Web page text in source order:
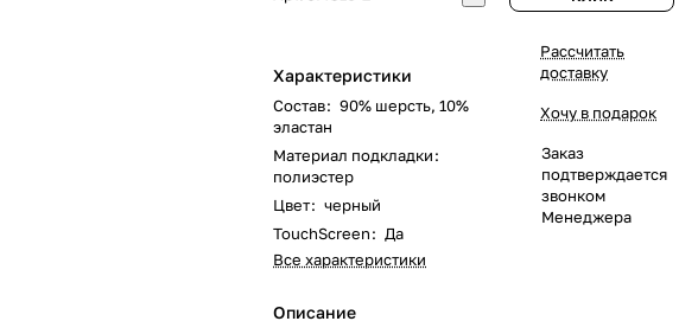
Характеристики
Состав: 90% шерсть, 10%
эластан
Материал подкладки:
полиэстер
Цвет: черный
TouchScreen: Да
Все характеристики
Описание
Рассчитать
доставку
Хочу в подарок
Заказ
подтверждается
звонком
Менеджера